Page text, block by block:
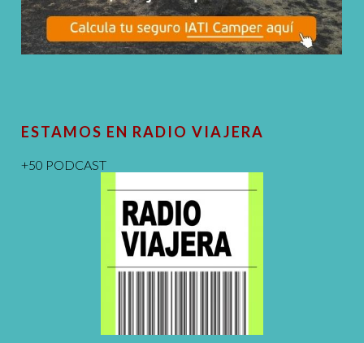
ESTAMOS EN RADIO VIAJERA
+50 PODCAST